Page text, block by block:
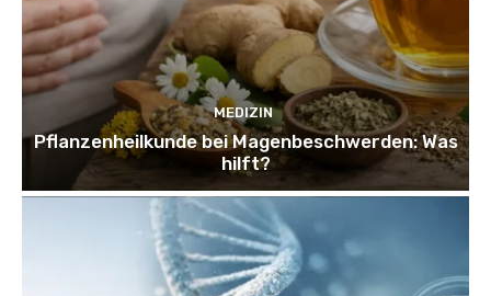
MEDIZIN
Pflanzenheilkunde bei Magenbeschwerden: Was
hilft?